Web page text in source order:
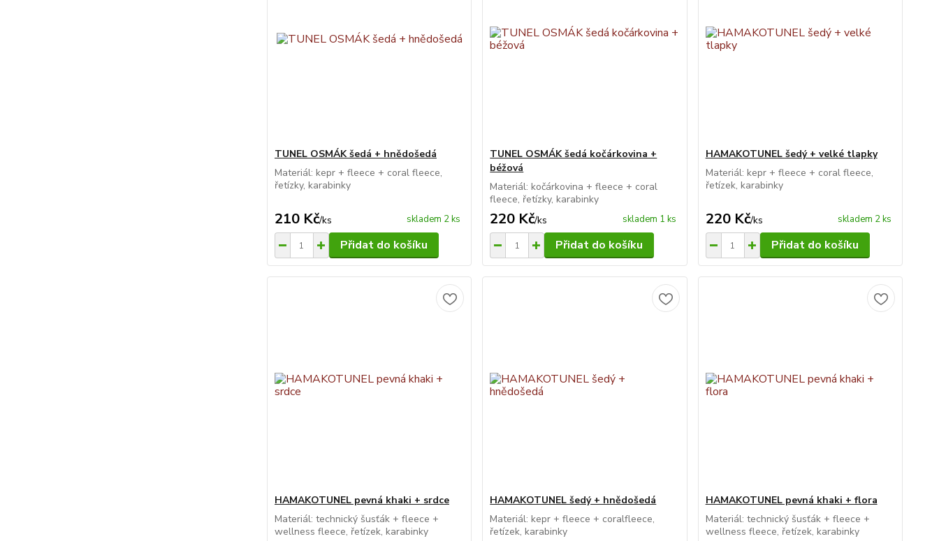
TUNEL OSMÁK šedá + hnědošedá
Materiál: kepr + fleece + coral fleece,
řetízky, karabinky
210 Kč/ks skladem 2 ks
Přidat do košíku
TUNEL OSMÁK šedá kočárkovina +
béžová
Materiál: kočárkovina + fleece + coral
fleece, řetízky, karabinky
220 Kč/ks skladem 1 ks
Přidat do košíku
HAMAKOTUNEL šedý + velké tlapky
Materiál: kepr + fleece + coral fleece,
řetízek, karabinky
220 Kč/ks skladem 2 ks
Přidat do košíku
HAMAKOTUNEL pevná khaki + srdce
Materiál: technický šusťák + fleece +
wellness fleece, řetízek, karabinky
HAMAKOTUNEL šedý + hnědošedá
Materiál: kepr + fleece + coralfleece,
řetízek, karabinky
HAMAKOTUNEL pevná khaki + flora
Materiál: technický šusťák + fleece +
wellness fleece, řetízek, karabinky